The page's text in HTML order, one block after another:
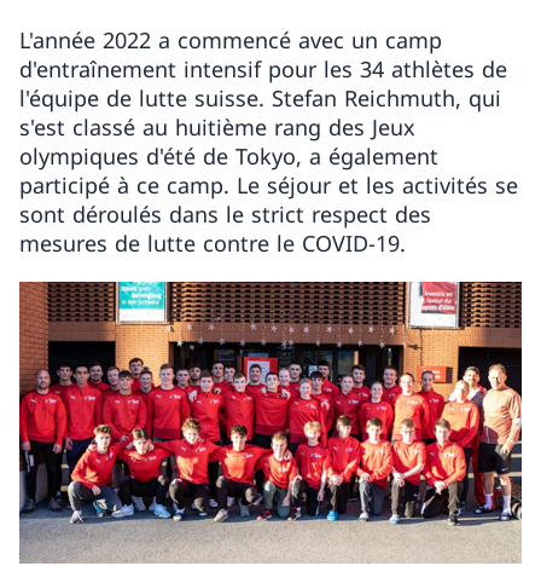
L'année 2022 a commencé avec un camp
d'entraînement intensif pour les 34 athlètes de
l'équipe de lutte suisse. Stefan Reichmuth, qui
s'est classé au huitième rang des Jeux
olympiques d'été de Tokyo, a également
participé à ce camp. Le séjour et les activités se
sont déroulés dans le strict respect des
mesures de lutte contre le COVID-19.